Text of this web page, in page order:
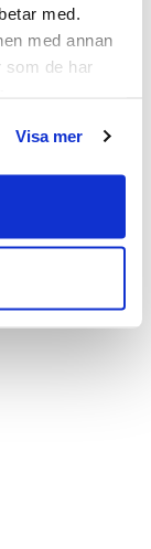
med.
med annan
som de har
Visa mer